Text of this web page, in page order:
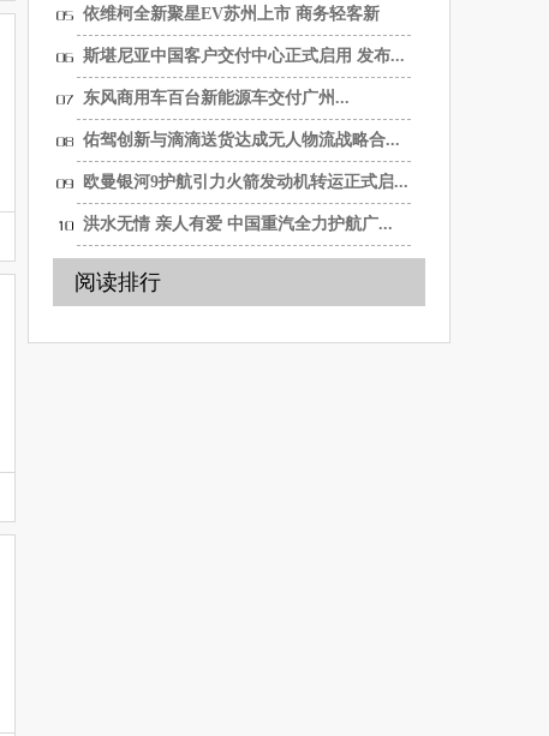
依维柯全新聚星EV苏州上市 商务轻客新
选...
斯堪尼亚中国客户交付中心正式启用 发布...
东风商用车百台新能源车交付广州...
佑驾创新与滴滴送货达成无人物流战略合...
欧曼银河9护航引力火箭发动机转运正式启...
洪水无情 亲人有爱 中国重汽全力护航广...
阅读排行